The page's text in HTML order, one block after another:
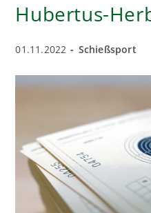
Hubertus-
Beitrag
01.11.2022
Beitrags-
Schießsport